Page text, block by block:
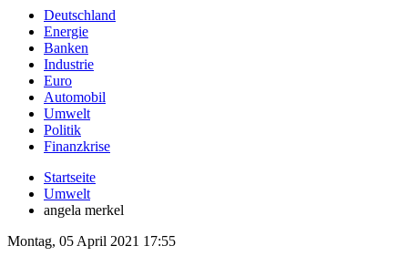
Deutschland
Energie
Banken
Industrie
Euro
Automobil
Umwelt
Politik
Finanzkrise
Startseite
Umwelt
angela merkel
Montag, 05 April 2021 17:55